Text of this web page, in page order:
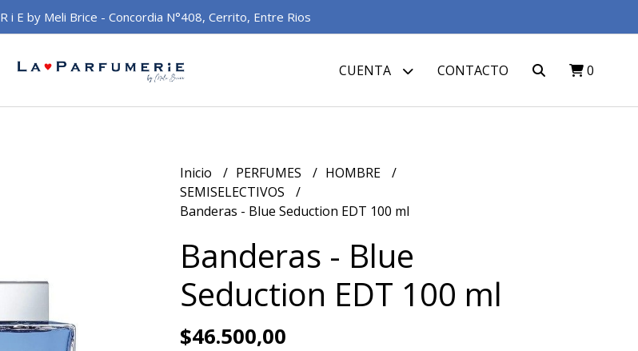
i E by Meli Brice - Concordia N°408, Cerrito, Entre Rios
CUENTA CONTACTO 0
Inicio PERFUMES
HOMBRE
SEMISELECTIVOS
Banderas - Blue Seduction EDT 100 ml
Banderas - Blue
Seduction EDT 100 ml
$46.500,00